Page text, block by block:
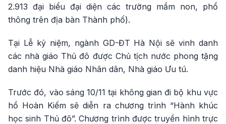
2.913 đại biểu đại diện các trường mầm non, phổ
thông trên địa bàn Thành phố).
Tại Lễ kỷ niệm, ngành GD-ĐT Hà Nội sẽ vinh danh
các nhà giáo Thủ đô được Chủ tịch nước phong tặng
danh hiệu Nhà giáo Nhân dân, Nhà giáo Ưu tú.
Trước đó, vào sáng 10/11 tại không gian đi bộ khu vực
hồ Hoàn Kiếm sẽ diễn ra chương trình “Hành khúc
học sinh Thủ đô”. Chương trình được truyền hình trực